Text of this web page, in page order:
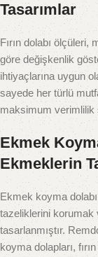
Tasarımlar
Fırın dolabı ölçüleri,
göre değişkenlik
ihtiyaçlarına uygun
sayede her türlü
maksimum verimlilik
Ekmek
Ekmeklerin
Ekmek koyma
tazeliklerini korumak
tasarlanmıştır.
koyma dolapları,